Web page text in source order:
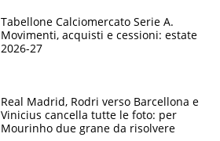
Tabellone Calciomercato Serie A.
Movimenti, acquisti e cessioni: estate
2026-27
Real Madrid, Rodri verso Barcellona e
Vinicius cancella tutte le foto: per
Mourinho due grane da risolvere